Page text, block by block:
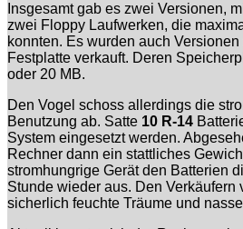
Insgesamt gab es zwei Versionen,
zwei Floppy Laufwerken, die
konnten. Es wurden auch
Festplatte verkauft. Deren
oder 20 MB.
Den Vogel schoss allerdings die
Benutzung ab. Satte 10 R-14
System eingesetzt werden.
Rechner dann ein stattliches
stromhungrige Gerät den Batterien
Stunde wieder aus. Den Verkäufern
sicherlich feuchte Träume und